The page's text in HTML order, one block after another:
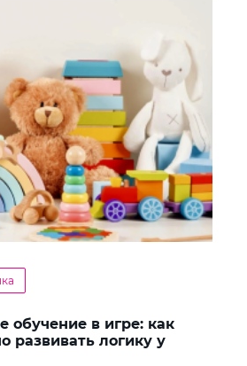
обучение в игре: как
развивать логику у